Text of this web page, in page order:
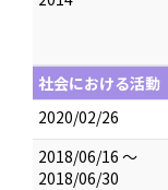
社会における活動
2020/02/26
2018/06/16 ～
2018/06/30